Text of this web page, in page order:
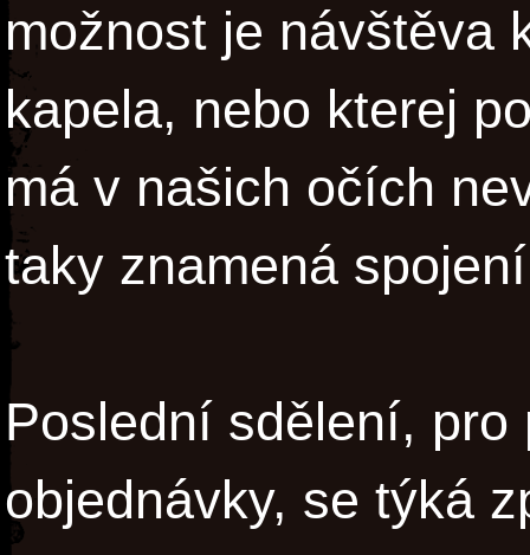
možnost je návštěva
kapela, nebo kterej
má v našich očích
taky znamená
Poslední sdělení,
objednávky, se týká